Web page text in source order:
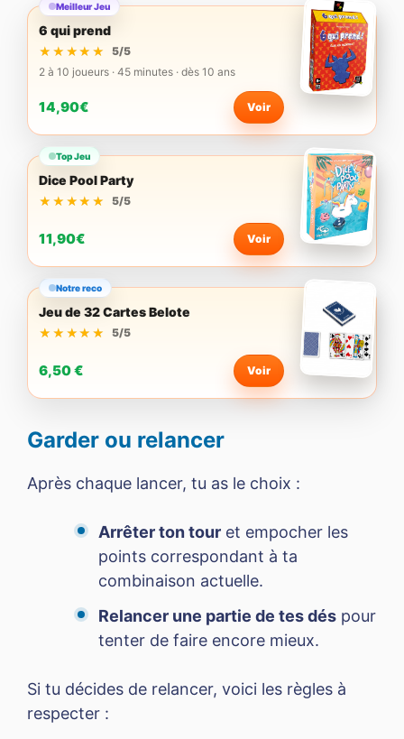
Meilleur Jeu
6 qui prend
★★★★★
★★★★★
5/5
2 à 10 joueurs · 45 minutes · dès 10 ans
14,90€ Voir
Top Jeu
Dice Pool Party
★★★★★
★★★★★ 5/5
11,90€ Voir
Notre reco
Jeu de 32 Cartes Belote
★★★★★
★★★★★ 5/5
6,50 € Voir
Garder ou relancer
Après chaque lancer, tu as le choix :
Arrêter ton tour et empocher les
points correspondant à ta
combinaison actuelle.
Relancer une partie de tes dés pour
tenter de faire encore mieux.
Si tu décides de relancer, voici les règles à
respecter :